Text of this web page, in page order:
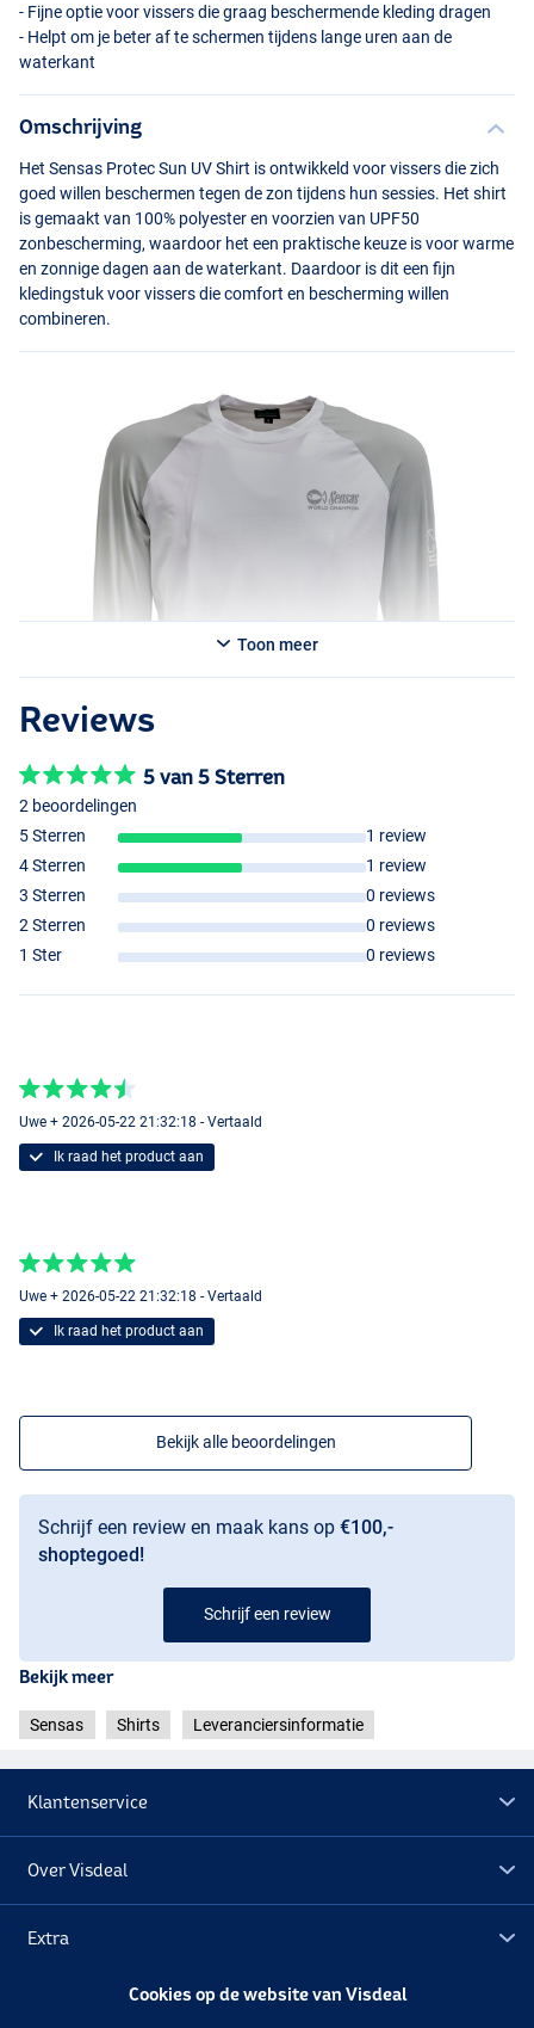
- Fijne optie voor vissers die graag beschermende kleding dragen
- Helpt om je beter af te schermen tijdens lange uren aan de
waterkant
Omschrijving
Het Sensas Protec Sun UV Shirt is ontwikkeld voor vissers die zich
goed willen beschermen tegen de zon tijdens hun sessies. Het shirt
is gemaakt van 100% polyester en voorzien van UPF50
zonbescherming, waardoor het een praktische keuze is voor warme
en zonnige dagen aan de waterkant. Daardoor is dit een fijn
kledingstuk voor vissers die comfort en bescherming willen
combineren.
Toon meer
Reviews
5 van 5 Sterren
2 beoordelingen
5 Sterren
1 review
4 Sterren
1 review
3 Sterren
0 reviews
2 Sterren
0 reviews
1 Ster
0 reviews
Uwe + 2026-05-22 21:32:18 - Vertaald
Ik raad het product aan
Uwe + 2026-05-22 21:32:18 - Vertaald
Ik raad het product aan
Bekijk alle beoordelingen
Schrijf een review en maak kans op €100,-
shoptegoed!
Schrijf een review
Bekijk meer
Sensas Shirts Leveranciersinformatie
Klantenservice
Over Visdeal
Extra
Cookies op de website van Visdeal